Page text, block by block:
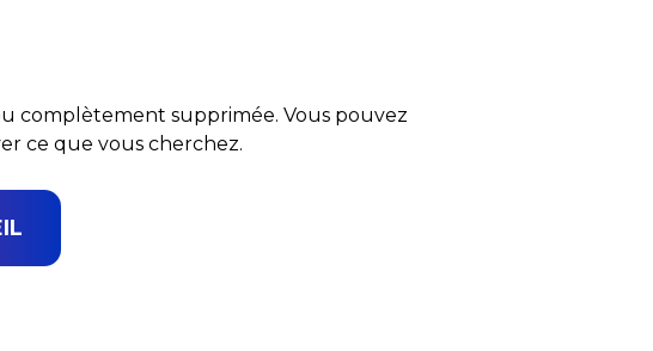
complètement supprimée. Vous pouvez
ce que vous cherchez.